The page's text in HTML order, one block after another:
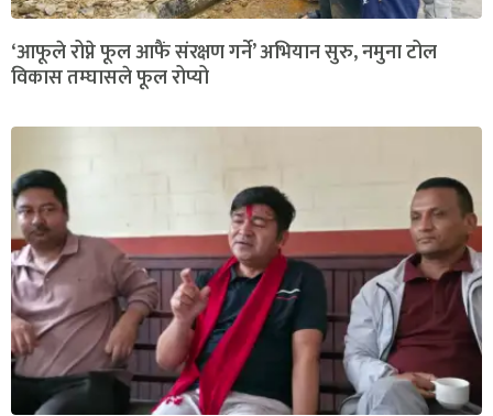
‘आफूले रोप्ने फूल आफैं संरक्षण गर्ने’ अभियान सुरु, नमुना टोल
विकास तम्घासले फूल रोप्यो